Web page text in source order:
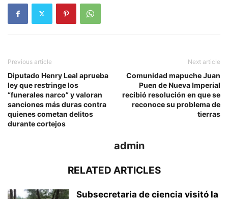
Previous article
Diputado Henry Leal aprueba
ley que restringe los
“funerales narco” y valoran
sanciones más duras contra
quienes cometan delitos
durante cortejos
Next article
Comunidad mapuche Juan
Puen de Nueva Imperial
recibió resolución en que se
reconoce su problema de
tierras
admin
RELATED ARTICLES
Subsecretaria de ciencia visitó la